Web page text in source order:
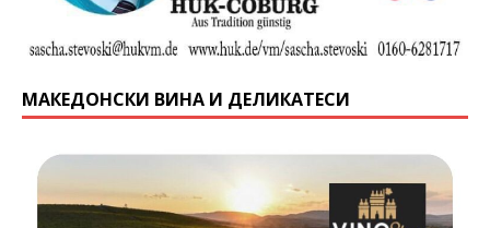
МАКЕДОНСКИ ВИНА И ДЕЛИКАТЕСИ